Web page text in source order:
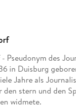
Pseudonym des
in Duisburg
Jahre als
stern und den
widmete.